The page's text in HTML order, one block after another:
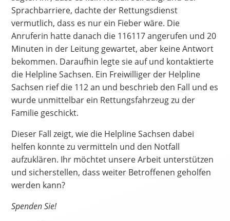
Sprachbarriere, dachte der Rettungsdienst
vermutlich, dass es nur ein Fieber wäre. Die
Anruferin hatte danach die 116117 angerufen und 20
Minuten in der Leitung gewartet, aber keine Antwort
bekommen. Daraufhin legte sie auf und kontaktierte
die Helpline Sachsen. Ein Freiwilliger der Helpline
Sachsen rief die 112 an und beschrieb den Fall und es
wurde unmittelbar ein Rettungsfahrzeug zu der
Familie geschickt.
Dieser Fall zeigt, wie die Helpline Sachsen dabei
helfen konnte zu vermitteln und den Notfall
aufzuklären. Ihr möchtet unsere Arbeit unterstützen
und sicherstellen, dass weiter Betroffenen geholfen
werden kann?
Spenden Sie!